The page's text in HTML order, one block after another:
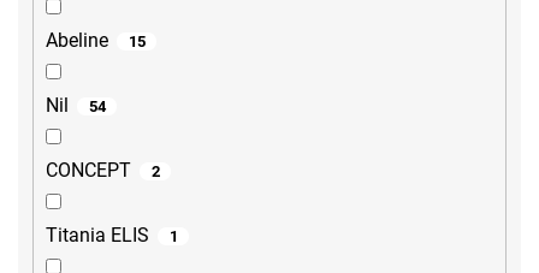
Abeline 15
Nil 54
CONCEPT 2
Titania ELIS 1